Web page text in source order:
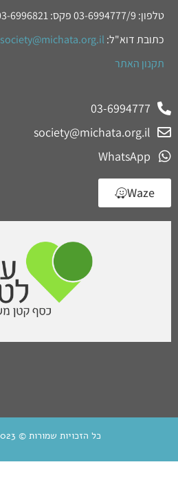
טלפון: 03-6994777/9 פקס: 03-6996821
כתובת דוא"ל: society@michata.org.il
תקנון האתר
03-6994777
society@michata.org.il
WhatsApp
Waze
כל הזכויות שמורות © 2023 - בית מיחא